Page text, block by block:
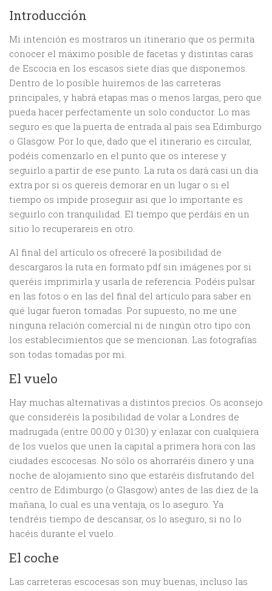
Introducción
Mi intención es mostraros un itinerario que os permita
conocer el máximo posible de facetas y distintas caras
de Escocia en los escasos siete días que disponemos.
Dentro de lo posible huiremos de las carreteras
principales, y habrá etapas mas o menos largas, pero que
pueda hacer perfectamente un solo conductor. Lo mas
seguro es que la puerta de entrada al pais sea Edimburgo
o Glasgow. Por lo que, dado que el itinerario es circular,
podéis comenzarlo en el punto que os interese y
seguirlo a partir de ese punto. La ruta os dará casi un dia
extra por si os quereis demorar en un lugar o si el
tiempo os impide proseguir asi que lo importante es
seguirlo con tranquilidad. El tiempo que perdáis en un
sitio lo recuperareis en otro.
Al final del artículo os ofreceré la posibilidad de
descargaros la ruta en formato pdf sin imágenes por si
queréis imprimirla y usarla de referencia. Podéis pulsar
en las fotos o en las del final del artículo para saber en
qué lugar fueron tomadas. Por supuesto, no me une
ninguna relación comercial ni de ningún otro tipo con
los establecimientos que se mencionan. Las fotografías
son todas tomadas por mi.
El vuelo
Hay muchas alternativas a distintos precios. Os aconsejo
que consideréis la posibilidad de volar a Londres de
madrugada (entre 00:00 y 01:30) y enlazar con cualquiera
de los vuelos que unen la capital a primera hora con las
ciudades escocesas. No sólo os ahorraréis dinero y una
noche de alojamiento sino que estaréis disfrutando del
centro de Edimburgo (o Glasgow) antes de las diez de la
mañana, lo cual es una ventaja, os lo aseguro. Ya
tendréis tiempo de descansar, os lo aseguro, si no lo
hacéis durante el vuelo.
El coche
Las carreteras escocesas son muy buenas, incluso las